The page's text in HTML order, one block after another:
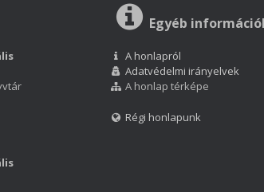
Egyéb
A honlapról
Adatvédelmi irányelvek
A honlap térképe
Régi honlapunk